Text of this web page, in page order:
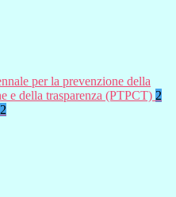
per la prevenzione della
e della trasparenza (PTPCT) 2